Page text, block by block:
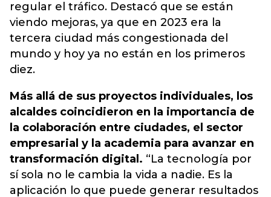
regular el tráfico. Destacó que se están
viendo mejoras, ya que en 2023 era la
tercera ciudad más congestionada del
mundo y hoy ya no están en los primeros
diez.
Más allá de sus proyectos individuales, los
alcaldes coincidieron en la importancia de
la colaboración entre ciudades, el sector
empresarial y la academia para avanzar en
transformación digital. “La tecnología por
sí sola no le cambia la vida a nadie. Es la
aplicación lo que puede generar resultados